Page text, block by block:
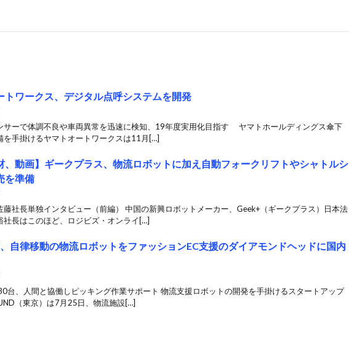
トワークス、デジタル点呼システムを開発
サーで体調不良や車両異常を迅速に検知、19年度実用化目指す ヤマトホールディングス傘下
を手掛けるヤマトオートワークスは11月[…]
、動画】ギークプラス、物流ロボットに加え自動フォークリフトやシャトルシ
を準備
藤社長単独インタビュー（前編） 中国の新興ロボットメーカー、Geek+（ギークプラス）日本法
社長はこのほど、ロジビズ・オンライ[…]
自律移動の物流ロボットをファッションEC支援のダイアモンドヘッドに国内
台、人間と協働しピッキング作業サポート 物流支援ロボットの開発を手掛けるスタートアップ
（東京）は7月25日、物流施設[…]